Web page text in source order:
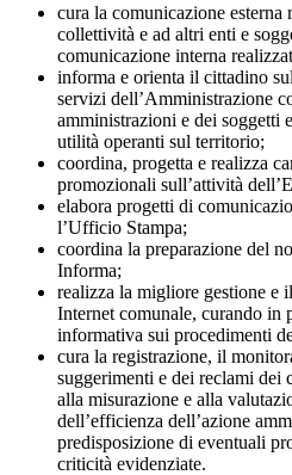
cura la comunicazione
collettività e ad altri enti e
comunicazione interna
informa e orienta il cittadino
servizi dell’Amministrazione
amministrazioni e dei soggetti
utilità operanti sul territorio;
coordina, progetta e realizza
promozionali sull’attività
elabora progetti di
l’Ufficio Stampa;
coordina la preparazione del
Informa;
realizza la migliore gestione e
Internet comunale, curando in
informativa sui procedimenti
cura la registrazione, il
suggerimenti e dei reclami
alla misurazione e alla
dell’efficienza dell’azione
predisposizione di eventuali
criticità evidenziate.